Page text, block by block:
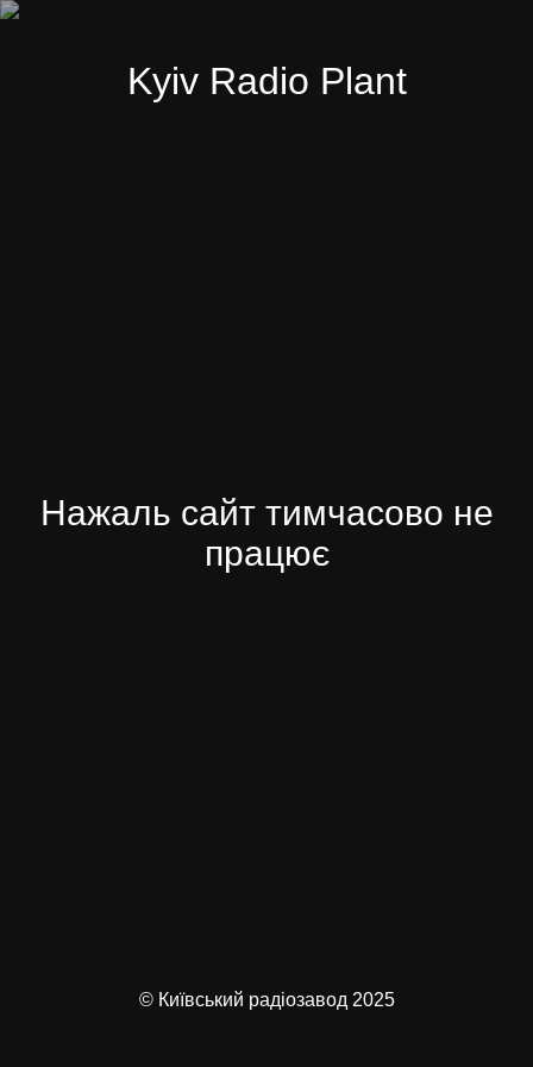
Kyiv Radio Plant
Нажаль сайт тимчасово не
працює
© Київський радіозавод 2025